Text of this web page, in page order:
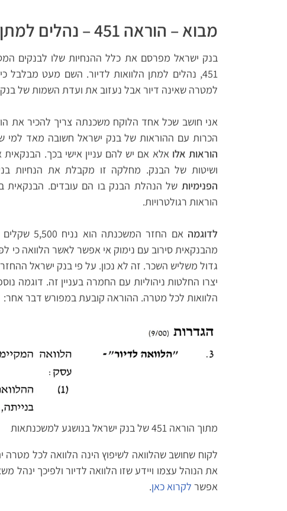
מבוא – הוראה 451 – נהלים למתן הלוואות לדיור (משכנתאות)
בנק ישראל מפרסם את כלל ההנחיות שלו לבנקים
451, נהלים למתן הלוואות לדיור. השם מעט
למטרה שאינה דיור אבל נעזוב את ועדת השמות של
אני חושב שכל אחד הלוקח משכנתה צריך להכיר את
הכרות עם ההוראות של בנק ישראל חשובה מאד למי
הוראות אלו אלא אם יש להם עניין אישי בכך.
ושיטות של הבנק. מחלקה זו מקבלת את הנחיות
הפנימיות של הנהלת הבנק בו הם עובדים. הבנקאית
הוראות רגולטרויות.
לדוגמה
מהבנקאית סירוב עם נימוק אי אפשר לאשר הלוואה כי
גדול משליש השכר. זה לא נכון. על פי בנק ישראל
יצרו החלטות ניהוליות עם החמרה בעניין זה. דוגמה
הלוואות לכל מטרה. ההוראה קובעת במפורש דבר אחר:
מתוך הוראה 451 של בנק ישראל בנושגע למשכנתאות
לקוח שחושב שהלוואה לשיפוץ הינה הלוואה לכל מטרה
את הנוהל עצמו ויידע שזו הלוואה לדיור ולפיכך ינהל
אפשר לקרוא כאן.